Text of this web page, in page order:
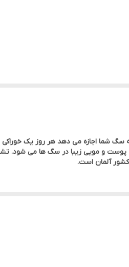
اجازه می دهد هر روز یک خوراکی
عمومی باعث پوست و مویی زیبا در سگ